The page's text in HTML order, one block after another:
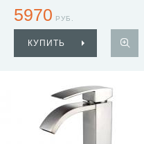
5970 РУБ.
КУПИТЬ